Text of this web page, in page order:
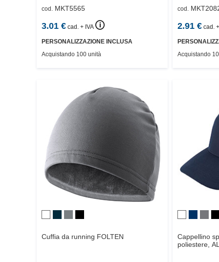
cod. MKT5565
3.01 € cad. + IVA 🛈
PERSONALIZZAZIONE INCLUSA
Acquistando 100 unità
cod.
2.91€ cad.
Acquistando
Cuffia da running FOLTEN
Cappellino
poliestere,